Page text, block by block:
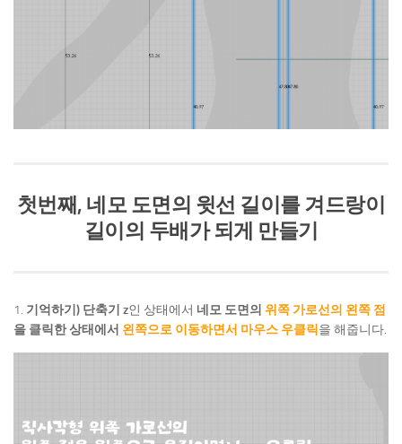
첫번째, 네모 도면의 윗선 길이를 겨드랑이
길이의 두배가 되게 만들기
1. 기억하기) 단축기 z인 상태에서 네모 도면의 위쪽 가로선의 왼쪽 점
을 클릭한 상태에서 왼쪽으로 이동하면서 마우스 우클릭을 해줍니다.